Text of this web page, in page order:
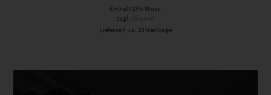
Enthält 19% Mwst.
zzgl. Versand
Lieferzeit: ca. 10 Werktage
Dieses Produkt weist mehrere Varianten auf. Die Optionen können auf der Produktseite gewählt werden